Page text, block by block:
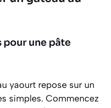
pour une pâte
yaourt repose sur un
simples. Commencez